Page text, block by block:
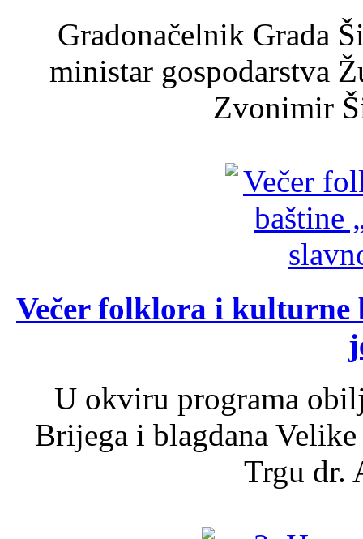
Gradonačelnik Grada
ministar gospodarstva
Zvonimir
Večer folklora i kulturne
U okviru programa
Brijega i blagdana
Trgu dr.